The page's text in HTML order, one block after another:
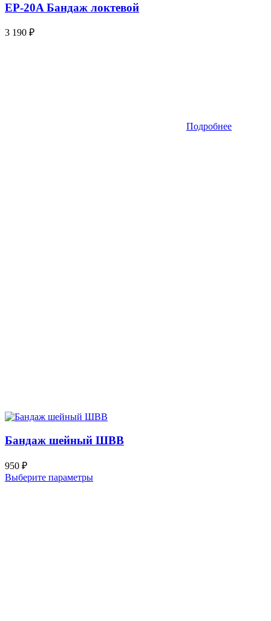
EP-20A Бандаж локтевой
3 190 ₽
Подробнее
Бандаж шейный ШВВ
950 ₽
Выберите параметры